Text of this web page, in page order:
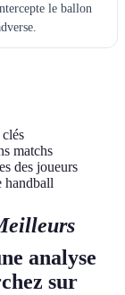
le ballon
matchs
des joueurs
handball
analyse
sur